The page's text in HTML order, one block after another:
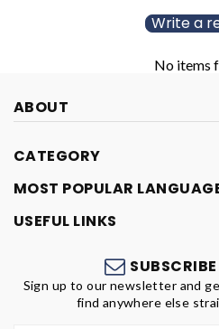
Write a
No items
ABOUT
CATEGORY
MOST POPULAR
USEFUL LINKS
Sign up to our newsletter and
find anywhere else